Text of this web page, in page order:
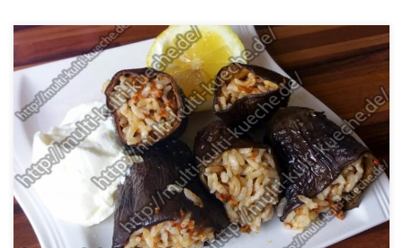
Zutaten Gefüllte Auberginen – Dolma 1 Packung getrocknete
Auberginen500g Hackfleisch500g Reisetwas Passierte
Tomatenetwas Petersilie1 EL Biber Salcasi (Paprikamark)Salz
Zubereitung für Gefüllte Auberginen Wasser zum kochen bringen
und die Auberginen rein geben bis sie weich sind, dann wieder
raus holen und abkühlen lassen. Für die FüllungDas Hackfleisch,
den Reis, die Petersilie, […]